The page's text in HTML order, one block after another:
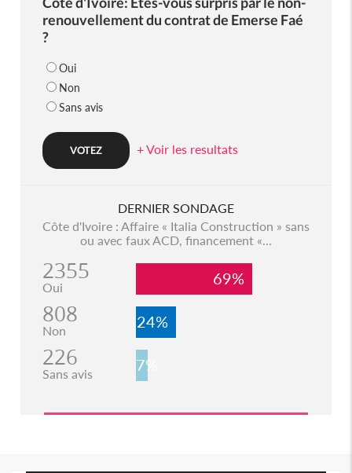
renouvellement du contrat de Emerse Faé
?
Oui
Non
Sans avis
+ Voir les resultats
DERNIER SONDAGE
Côte d'Ivoire : Affaire « Italia Construction » sans
ou avec faux ACD, financement «...
2355
Oui 69%
808
Non 24%
226
Sans avis 7%